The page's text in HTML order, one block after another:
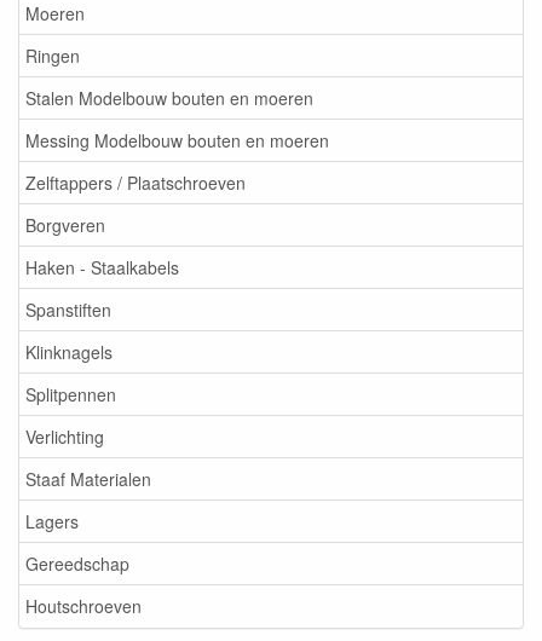
Moeren
Ringen
Stalen Modelbouw bouten en moeren
Messing Modelbouw bouten en moeren
Zelftappers / Plaatschroeven
Borgveren
Haken - Staalkabels
Spanstiften
Klinknagels
Splitpennen
Verlichting
Staaf Materialen
Lagers
Gereedschap
Houtschroeven